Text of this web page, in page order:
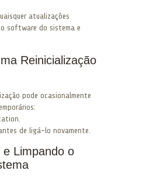
atualizações
software do sistema e
Reinicialização
pode ocasionalmente
de ligá-lo novamente.
e Limpando o